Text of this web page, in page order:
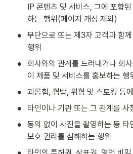
IP 콘텐츠 및 서비스, 그에 포함
하는 행위(페이지 캐싱 제외)
•
무단으로 또는 제3자 고객과 함
행위
•
회사와의 관계를 드러내거나 회
이 제품 및 서비스를 홍보하는 행
• 괴롭힘, 협박, 위협 및 스토킹 등
• 타인이나 기관 또는 그 관계를 사
•
동의 없이 사진을 촬영하는 등 타
보호 권리를 침해하는 행위